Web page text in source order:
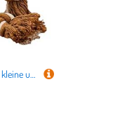
Interaktives Hundespielzeug für kleine und Hunde, Plüsch, Quietschspielzeug, Baum, hohles Design, reduziert Langeweile, Kauspielzeug für Hunde